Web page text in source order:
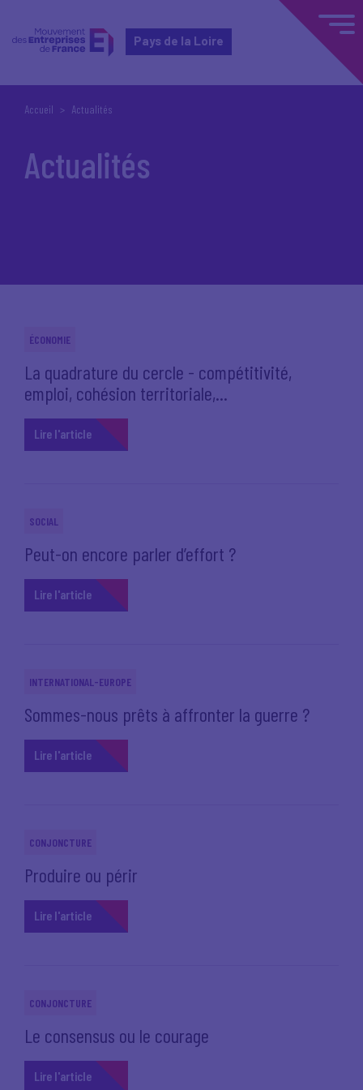
Pays de la Loire
Accueil Actualités
Actualités
ÉCONOMIE
La quadrature du cercle - compétitivité,
emploi, cohésion territoriale,...
Lire l'article
SOCIAL
Peut-on encore parler d’effort ?
Lire l'article
INTERNATIONAL-EUROPE
Sommes-nous prêts à affronter la guerre ?
Lire l'article
CONJONCTURE
Produire ou périr
Lire l'article
CONJONCTURE
Le consensus ou le courage
Lire l'article